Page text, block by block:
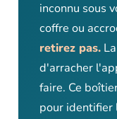
inconnu sous
coffre ou
retirez pas.
d'arracher
faire. Ce
pour identifier